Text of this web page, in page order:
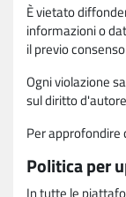
È vietato
informazioni o
il previo
Ogni violazione
sul diritto
Per approfondire
Politica per
In tutte le